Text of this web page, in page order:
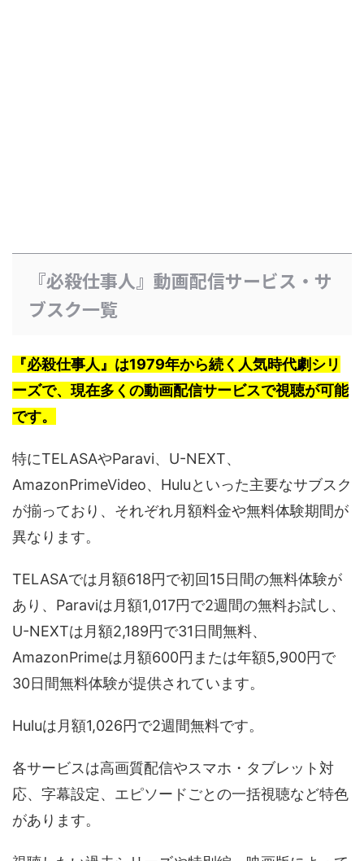
『必殺仕事人』動画配信サービス・サ
ブスク一覧
『必殺仕事人』は1979年から続く人気時代劇シリ
ーズで、現在多くの動画配信サービスで視聴が可能
です。
特にTELASAやParavi、U-NEXT、
AmazonPrimeVideo、Huluといった主要なサブスク
が揃っており、それぞれ月額料金や無料体験期間が
異なります。
TELASAでは月額618円で初回15日間の無料体験が
あり、Paraviは月額1,017円で2週間の無料お試し、
U-NEXTは月額2,189円で31日間無料、
AmazonPrimeは月額600円または年額5,900円で
30日間無料体験が提供されています。
Huluは月額1,026円で2週間無料です。
各サービスは高画質配信やスマホ・タブレット対
応、字幕設定、エピソードごとの一括視聴など特色
があります。